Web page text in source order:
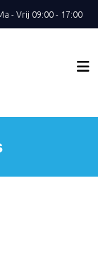
- Vrij 09:00 - 17:00